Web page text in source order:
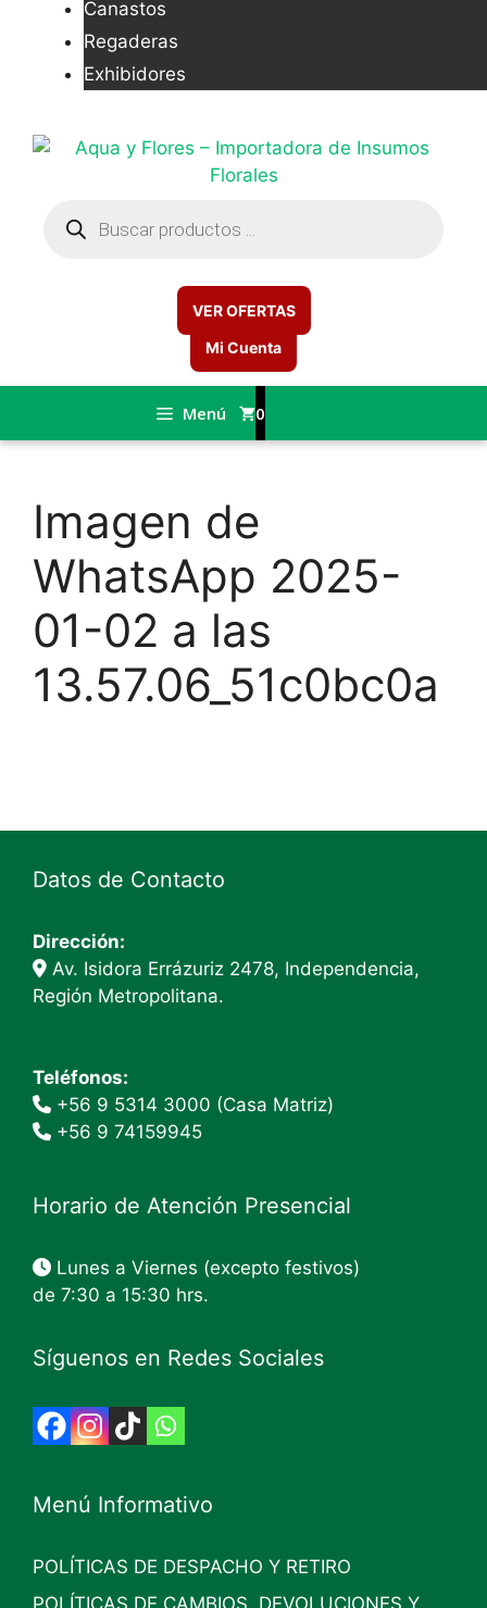
Canastos
Regaderas
Exhibidores
productos
VER OFERTAS
Mi Cuenta
Menú 0
Imagen de
WhatsApp 2025-
01-02 a las
13.57.06_51c0bc0a
Datos de Contacto
Dirección:
Av. Isidora Errázuriz 2478, Independencia,
Región Metropolitana.
Teléfonos:
+56 9 5314 3000 (Casa Matriz)
+56 9 74159945
Horario de Atención Presencial
Lunes a Viernes (excepto festivos)
de 7:30 a 15:30 hrs.
Síguenos en Redes Sociales
Menú Informativo
POLÍTICAS DE DESPACHO Y RETIRO
POLÍTICAS DE CAMBIOS, DEVOLUCIONES Y